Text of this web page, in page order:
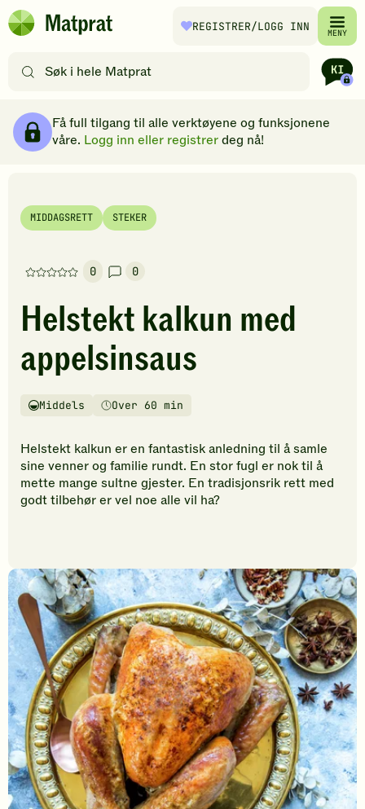
Hopp til hovedinnhold
Matprat
REGISTRER/LOGG INN MENY
etter
filtre
Få full tilgang til alle verktøyene og funksjonene
våre. Logg inn eller registrerdeg nå!
MIDDAGSRETT STEKER
0
Denne
har
foreløpig
ingen
vurderinger.
den
til
å
vurdere
denne
oppskriften.
0
Helstekt kalkun med
appelsinsaus
Vanskelighetsgrad
Middels
TilberedningstidOver 60 min
Helstekt kalkun er en fantastisk anledning til å samle
sine venner og familie rundt. En stor fugl er nok til å
mette mange sultne gjester. En tradisjonsrik rett med
godt tilbehør er vel noe alle vil ha?